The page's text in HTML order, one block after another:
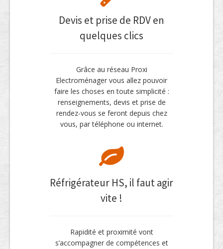
Devis et prise de RDV en
quelques clics
Grâce au réseau Proxi
Electroménager vous allez pouvoir
faire les choses en toute simplicité :
renseignements, devis et prise de
rendez-vous se feront depuis chez
vous, par téléphone ou internet.
Réfrigérateur HS, il faut agir
vite !
Rapidité et proximité vont
s’accompagner de compétences et